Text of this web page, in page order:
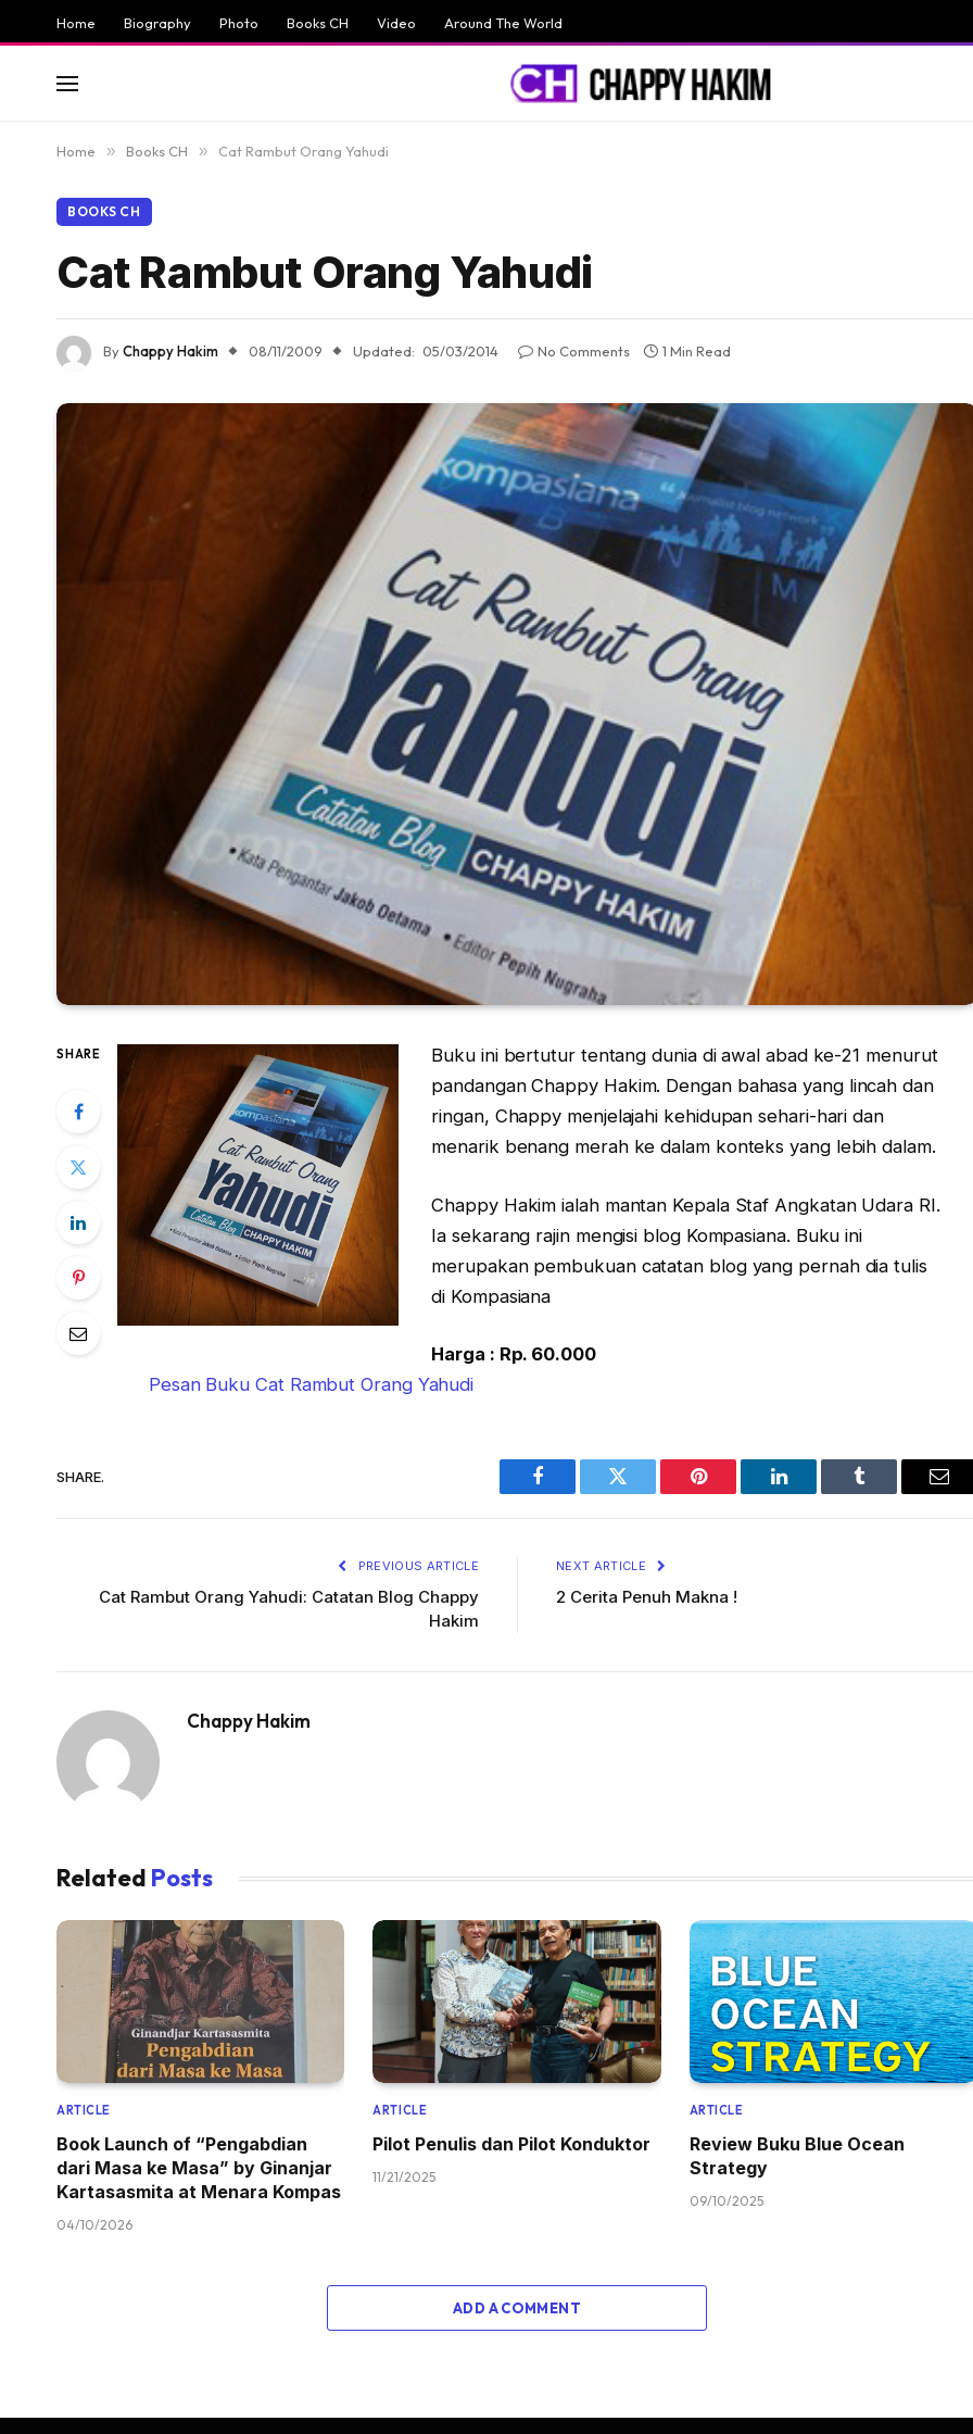
Home Biography Photo Books CH Video Around The World
Home » Books CH » Cat Rambut Orang Yahudi
BOOKS CH
Cat Rambut Orang Yahudi
ByChappy Hakim 08/11/2009 Updated: 05/03/2014 No Comments 1 Min Read
SHARE
Buku ini bertutur tentang dunia di awal abad ke-21 menurut
pandangan Chappy Hakim. Dengan bahasa yang lincah dan
ringan, Chappy menjelajahi kehidupan sehari-hari dan
menarik benang merah ke dalam konteks yang lebih dalam.
Chappy Hakim ialah mantan Kepala Staf Angkatan Udara RI.
Ia sekarang rajin mengisi blog Kompasiana. Buku ini
merupakan pembukuan catatan blog yang pernah dia tulis
di Kompasiana
Harga : Rp. 60.000
Pesan Buku Cat Rambut Orang Yahudi
SHARE.
Facebook Twitter Pinterest LinkedIn Tumblr
PREVIOUS ARTICLE
Cat Rambut Orang Yahudi: Catatan Blog Chappy
Hakim
NEXT ARTICLE
2 Cerita Penuh Makna !
Chappy Hakim
Related Posts
ARTICLE
Book Launch of “Pengabdian
dari Masa ke Masa” by Ginanjar
Kartasasmita at Menara Kompas
04/10/2026
ARTICLE
Pilot Penulis dan Pilot Konduktor
11/21/2025
ARTICLE
Review Buku Blue Ocean
Strategy
09/10/2025
ADD A COMMENT